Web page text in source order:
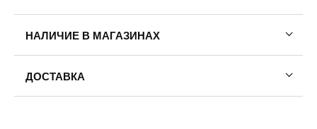
НАЛИЧИЕ В МАГАЗИНАХ
ДОСТАВКА
Пермь — бесплатно